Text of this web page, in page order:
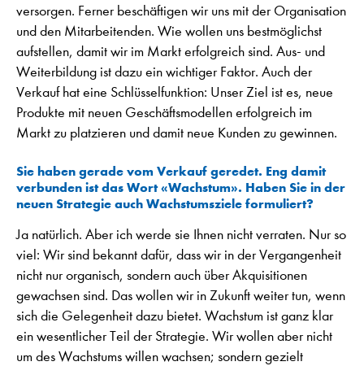
versorgen. Ferner beschäftigen wir uns mit der Organisation
und den Mitarbeitenden. Wie wollen uns bestmöglichst
aufstellen, damit wir im Markt erfolgreich sind. Aus- und
Weiterbildung ist dazu ein wichtiger Faktor. Auch der
Verkauf hat eine Schlüsselfunktion: Unser Ziel ist es, neue
Produkte mit neuen Geschäftsmodellen erfolgreich im
Markt zu platzieren und damit neue Kunden zu gewinnen.
Sie haben gerade vom Verkauf geredet. Eng damit
verbunden ist das Wort «Wachstum». Haben Sie in der
neuen Strategie auch Wachstumsziele formuliert?
Ja natürlich. Aber ich werde sie Ihnen nicht verraten. Nur so
viel: Wir sind bekannt dafür, dass wir in der Vergangenheit
nicht nur organisch, sondern auch über Akquisitionen
gewachsen sind. Das wollen wir in Zukunft weiter tun, wenn
sich die Gelegenheit dazu bietet. Wachstum ist ganz klar
ein wesentlicher Teil der Strategie. Wir wollen aber nicht
um des Wachstums willen wachsen; sondern gezielt